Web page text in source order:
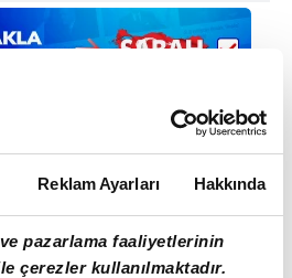
Reklam Ayarları Hakkında
pazarlama faaliyetlerinin
çerezler kullanılmaktadır.
#AVUSTURYA